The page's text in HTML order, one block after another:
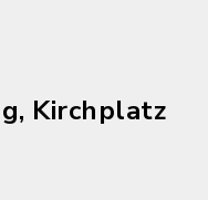
Kirchplatz